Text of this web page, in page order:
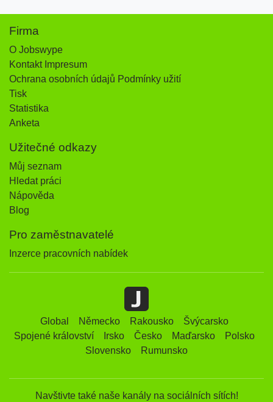
Firma
O Jobswype
Kontakt Impresum
Ochrana osobních údajů Podmínky užití
Tisk
Statistika
Anketa
Užitečné odkazy
Můj seznam
Hledat práci
Nápověda
Blog
Pro zaměstnavatelé
Inzerce pracovních nabídek
Global Německo Rakousko
Švýcarsko
Spojené království
Irsko Česko Maďarsko
Polsko
Slovensko
Rumunsko
Navštivte také naše kanály na sociálních sítích!